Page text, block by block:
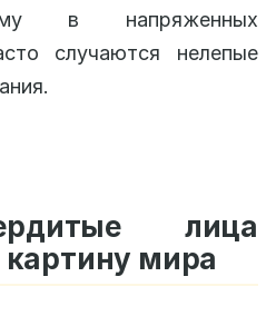
в напряженных
случаются нелепые
лица
мира